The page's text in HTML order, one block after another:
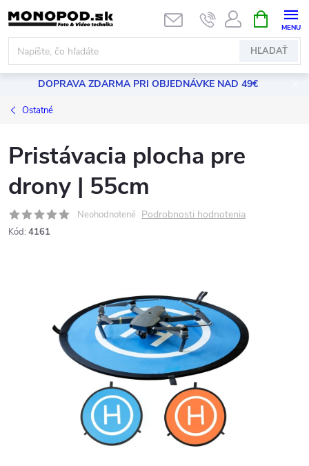
Prejsť
na
obsah
HĽADAŤ
KOŠÍK
DOPRAVA ZDARMA PRI OBJEDNÁVKE NAD 49€
Ostatné
Pristávacia plocha pre
drony | 55cm
Neohodnotené Podrobnosti hodnotenia
Kód: 4161